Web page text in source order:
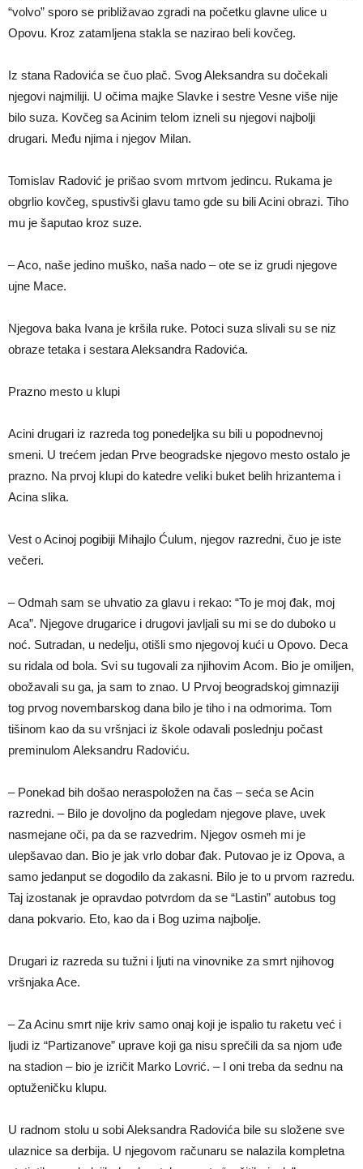
“volvo” sporo se približavao zgradi na početku glavne ulice u
Opovu. Kroz zatamljena stakla se nazirao beli kovčeg.
Iz stana Radovića se čuo plač. Svog Aleksandra su dočekali
njegovi najmiliji. U očima majke Slavke i sestre Vesne više nije
bilo suza. Kovčeg sa Acinim telom izneli su njegovi najbolji
drugari. Među njima i njegov Milan.
Tomislav Radović je prišao svom mrtvom jedincu. Rukama je
obgrlio kovčeg, spustivši glavu tamo gde su bili Acini obrazi. Tiho
mu je šaputao kroz suze.
– Aco, naše jedino muško, naša nado – ote se iz grudi njegove
ujne Mace.
Njegova baka Ivana je kršila ruke. Potoci suza slivali su se niz
obraze tetaka i sestara Aleksandra Radovića.
Prazno mesto u klupi
Acini drugari iz razreda tog ponedeljka su bili u popodnevnoj
smeni. U trećem jedan Prve beogradske njegovo mesto ostalo je
prazno. Na prvoj klupi do katedre veliki buket belih hrizantema i
Acina slika.
Vest o Acinoj pogibiji Mihajlo Ćulum, njegov razredni, čuo je iste
večeri.
– Odmah sam se uhvatio za glavu i rekao: “To je moj đak, moj
Aca”. Njegove drugarice i drugovi javljali su mi se do duboko u
noć. Sutradan, u nedelju, otišli smo njegovoj kući u Opovo. Deca
su ridala od bola. Svi su tugovali za njihovim Acom. Bio je omiljen,
obožavali su ga, ja sam to znao. U Prvoj beogradskoj gimnaziji
tog prvog novembarskog dana bilo je tiho i na odmorima. Tom
tišinom kao da su vršnjaci iz škole odavali poslednju počast
preminulom Aleksandru Radoviću.
– Ponekad bih došao neraspoložen na čas – seća se Acin
razredni. – Bilo je dovoljno da pogledam njegove plave, uvek
nasmejane oči, pa da se razvedrim. Njegov osmeh mi je
ulepšavao dan. Bio je jak vrlo dobar đak. Putovao je iz Opova, a
samo jedanput se dogodilo da zakasni. Bilo je to u prvom razredu.
Taj izostanak je opravdao potvrdom da se “Lastin” autobus tog
dana pokvario. Eto, kao da i Bog uzima najbolje.
Drugari iz razreda su tužni i ljuti na vinovnike za smrt njihovog
vršnjaka Ace.
– Za Acinu smrt nije kriv samo onaj koji je ispalio tu raketu već i
ljudi iz “Partizanove” uprave koji ga nisu sprečili da sa njom uđe
na stadion – bio je izričit Marko Lovrić. – I oni treba da sednu na
optuženičku klupu.
U radnom stolu u sobi Aleksandra Radovića bile su složene sve
ulaznice sa derbija. U njegovom računaru se nalazila kompletna